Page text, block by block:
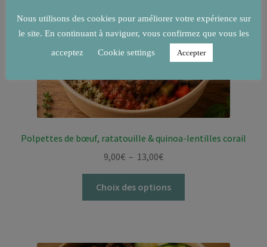
Polpettes de bœuf, ratatouille & quinoa-lentilles corail
9,00€ – 13,00€Plage
de
prix :
9,00€
Choix des options
variations.
Nous utilisons des cookies pour améliorer votre expérience sur
le site. En continuant à naviguer, vous confirmez que vous les
acceptez
Cookie settings Accepter